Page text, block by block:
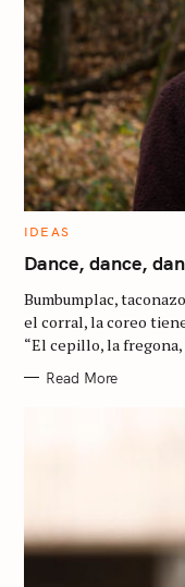
C
T
E
O
R
I
E
IDEAS
Dance, dance,
Bumbumplac,
el corral, la coreo
“El cepillo, la fregona,
Read More
S
h
f